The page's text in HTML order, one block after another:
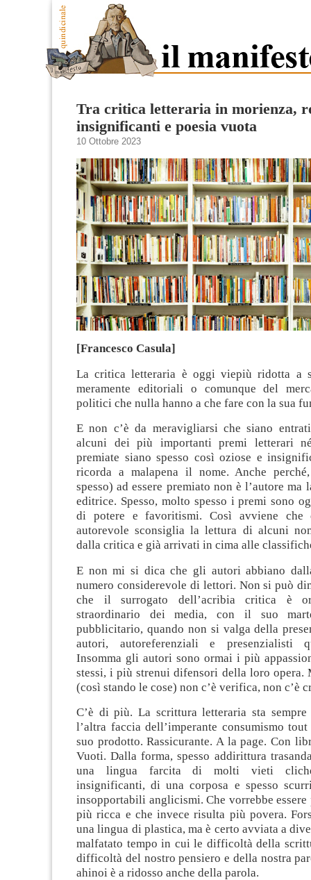
Tra critica letteraria in morienza,
insignificanti e poesia vuota
10 Ottobre 2023
[Francesco Casula]
La critica letteraria è oggi viepiù ridotta a
meramente editoriali o comunque del
politici che nulla hanno a che fare con la sua
E non c’è da meravigliarsi che siano
alcuni dei più importanti premi letterari
premiate siano spesso così oziose e
ricorda a malapena il nome. Anche
spesso) ad essere premiato non è l’autore ma
editrice. Spesso, molto spesso i premi sono
di potere e favoritismi. Così avviene che
autorevole sconsiglia la lettura di alcuni
dalla critica e già arrivati in cima alle
E non mi si dica che gli autori abbiano
numero considerevole di lettori. Non si può
che il surrogato dell’acribia critica è
straordinario dei media, con il suo
pubblicitario, quando non si valga della
autori, autoreferenziali e presenzialisti
Insomma gli autori sono ormai i più
stessi, i più strenui difensori della loro opera.
(così stando le cose) non c’è verifica, non c’è
C’è di più. La scrittura letteraria sta
l’altra faccia dell’imperante consumismo
suo prodotto. Rassicurante. A la page. Con
Vuoti. Dalla forma, spesso addirittura
una lingua farcita di molti vieti
insignificanti, di una corposa e spesso
insopportabili anglicismi. Che vorrebbe essere
più ricca e che invece risulta più povera.
una lingua di plastica, ma è certo avviata a
malfatato tempo in cui le difficoltà della
difficoltà del nostro pensiero e della nostra
ahinoi è a ridosso anche della parola.